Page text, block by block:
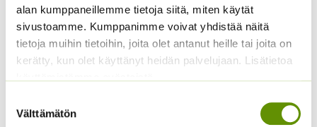
alan kumppaneillemme tietoja siitä, miten käytät
sivustoamme. Kumppanimme voivat yhdistää näitä
tietoja muihin tietoihin, joita olet antanut heille tai joita on
kerätty, kun olet käyttänyt heidän palvelujaan. Lisätietoa
valinta
Välttämätön
Kangasajuruoho
2,90€ Sisältää arvonlisäveron
Soihtulilja Flamenco